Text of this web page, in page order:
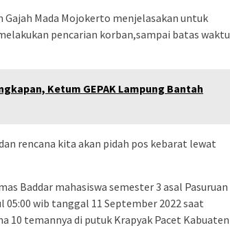
Mada Mojokerto menjelasakan untuk
pencarian korban,sampai batas waktu
Ketum GEPAK Lampung Bantah
rencana kita akan pidah pos kebarat lewat
Baddar mahasiswa semester 3 asal Pasuruan
wib tanggal 11 September 2022 saat
10 temannya di putuk Krapyak Pacet Kabuaten